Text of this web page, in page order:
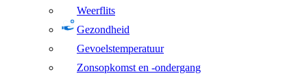
Weerflits
Gezondheid
Gevoelstemperatuur
Zonsopkomst en -ondergang